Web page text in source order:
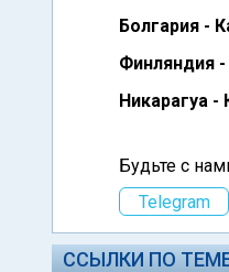
Болгария -
Финляндия
Никарагуа -
Будьте с
Telegram
ССЫЛКИ ПО